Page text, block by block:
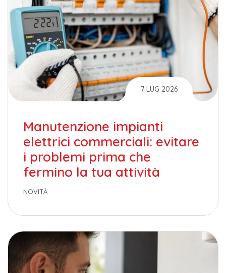
7 LUG 2026
Manutenzione impianti
elettrici commerciali: evitare
i problemi prima che
fermino la tua attività
NOVITÀ